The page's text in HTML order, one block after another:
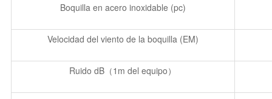
Boquilla en acero inoxidable (pc)
Velocidad del viento de la boquilla (EM)
Ruido dB（1m del equipo）